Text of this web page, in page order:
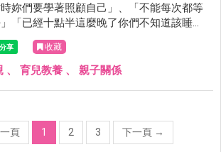
妳們要學著照顧自己」、「不能每次都等
「已經十點半這麼晚了你們不知道該睡覺
主回我一句「十點半怎麼看？」⋯⋯
收藏
、 育兒教養 、 親子關係
一頁 1 2 3 下一頁 →